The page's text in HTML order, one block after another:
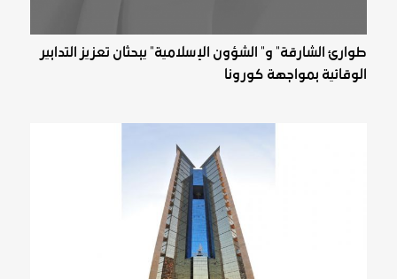
طوارئ الشارقة" و" الشؤون الإسلامية" يبحثان تعزيز التدابير
الوقائية بمواجهة كورونا